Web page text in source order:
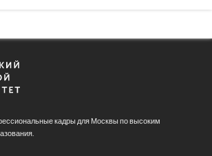
кадры для Москвы по высоким